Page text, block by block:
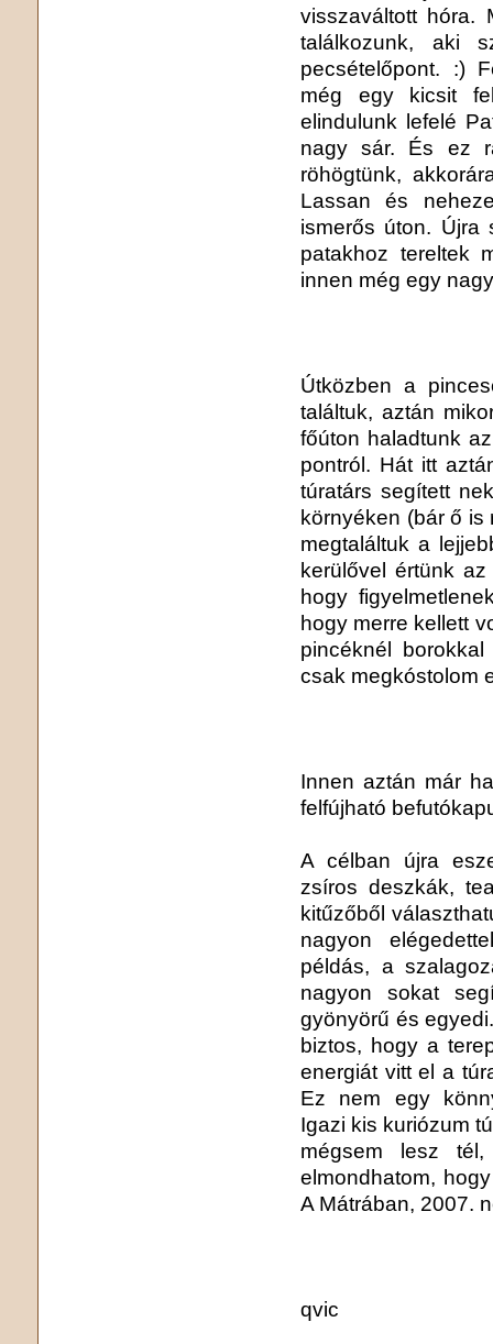
visszaváltott hóra.
találkozunk, aki
pecsételőpont. :)
még egy kicsit
elindulunk lefelé
nagy sár. És ez
röhögtünk,
Lassan és
ismerős úton. Újra
patakhoz tereltek
innen még egy
Útközben a
találtuk, aztán
főúton haladtunk
pontról. Hát itt
túratárs segített
környéken (bár ő is
megtaláltuk a
kerülővel értünk
hogy
hogy merre kellett
pincéknél
csak megkóstolom
Innen aztán már
felfújható
A célban újra
zsíros deszkák,
kitűzőből
nagyon
példás, a
nagyon sokat
gyönyörű és
biztos, hogy a
energiát vitt el a
Ez nem egy
Igazi kis kuriózum
mégsem lesz
elmondhatom,
A Mátrában, 2007.
qvic